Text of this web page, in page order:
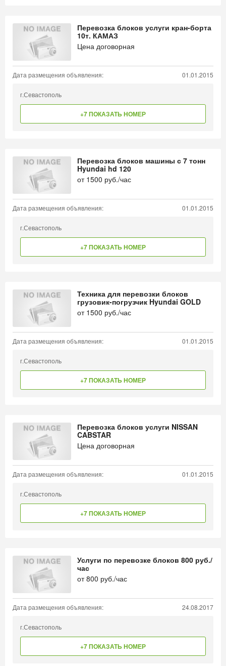
Перевозка блоков услуги кран-борта
10т. КАМАЗ
Цена договорная
Дата размещения объявления: 01.01.2015
г.Севастополь
+7 ПОКАЗАТЬ НОМЕР
Перевозка блоков машины с 7 тонн
Hyundai hd 120
от 1500 руб./час
Дата размещения объявления: 01.01.2015
г.Севастополь
+7 ПОКАЗАТЬ НОМЕР
Техника для перевозки блоков
грузовик-погрузчик Hyundai GOLD
от 1500 руб./час
Дата размещения объявления: 01.01.2015
г.Севастополь
+7 ПОКАЗАТЬ НОМЕР
Перевозка блоков услуги NISSAN
CABSTAR
Цена договорная
Дата размещения объявления: 01.01.2015
г.Севастополь
+7 ПОКАЗАТЬ НОМЕР
Услуги по перевозке блоков 800 руб./
час
от800 руб./час
Дата размещения объявления: 24.08.2017
г.Севастополь
+7 ПОКАЗАТЬ НОМЕР